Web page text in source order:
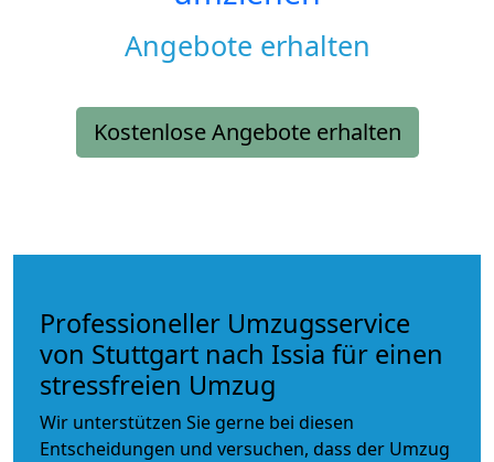
Angebote erhalten
Kostenlose Angebote erhalten
Professioneller Umzugsservice
von Stuttgart nach Issia für einen
stressfreien Umzug
Wir unterstützen Sie gerne bei diesen
Entscheidungen und versuchen, dass der Umzug